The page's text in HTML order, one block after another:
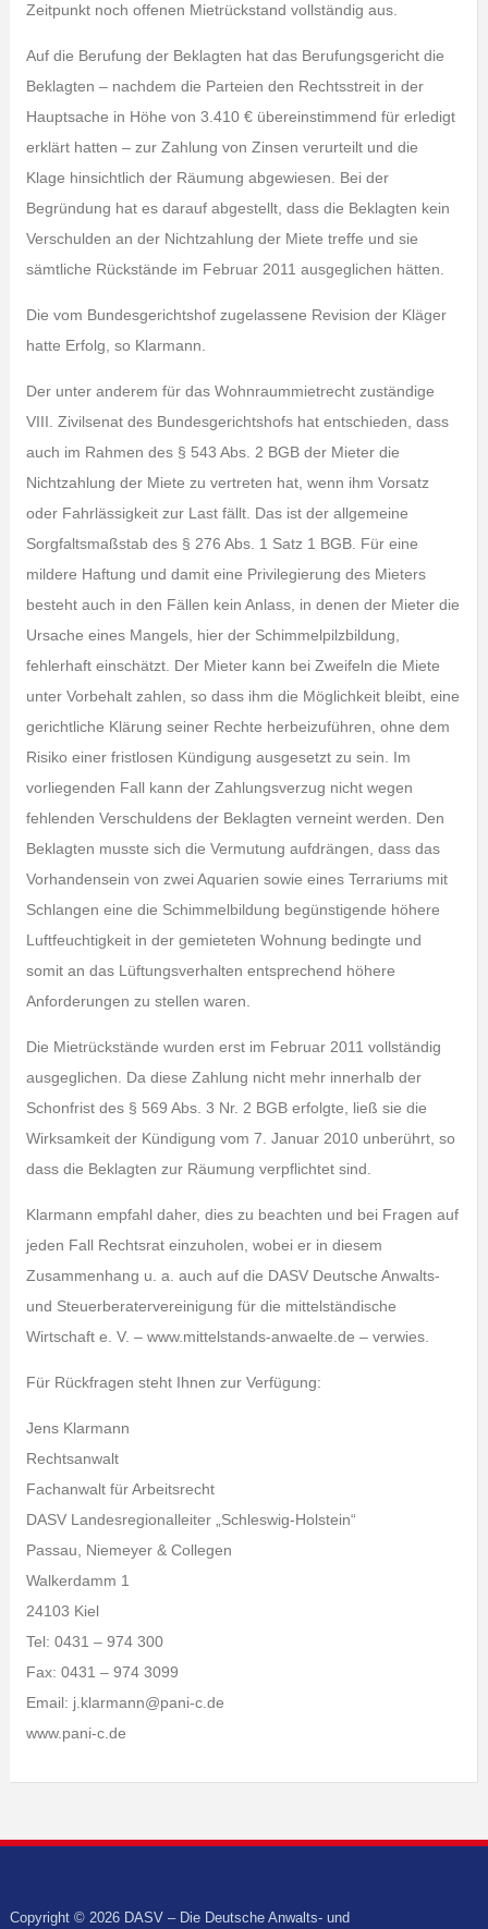
Zeitpunkt noch offenen Mietrückstand vollständig aus.
Auf die Berufung der Beklagten hat das Berufungsgericht die
Beklagten – nachdem die Parteien den Rechtsstreit in der
Hauptsache in Höhe von 3.410 € übereinstimmend für erledigt
erklärt hatten – zur Zahlung von Zinsen verurteilt und die
Klage hinsichtlich der Räumung abgewiesen. Bei der
Begründung hat es darauf abgestellt, dass die Beklagten kein
Verschulden an der Nichtzahlung der Miete treffe und sie
sämtliche Rückstände im Februar 2011 ausgeglichen hätten.
Die vom Bundesgerichtshof zugelassene Revision der Kläger
hatte Erfolg, so Klarmann.
Der unter anderem für das Wohnraummietrecht zuständige
VIII. Zivilsenat des Bundesgerichtshofs hat entschieden, dass
auch im Rahmen des § 543 Abs. 2 BGB der Mieter die
Nichtzahlung der Miete zu vertreten hat, wenn ihm Vorsatz
oder Fahrlässigkeit zur Last fällt. Das ist der allgemeine
Sorgfaltsmaßstab des § 276 Abs. 1 Satz 1 BGB. Für eine
mildere Haftung und damit eine Privilegierung des Mieters
besteht auch in den Fällen kein Anlass, in denen der Mieter die
Ursache eines Mangels, hier der Schimmelpilzbildung,
fehlerhaft einschätzt. Der Mieter kann bei Zweifeln die Miete
unter Vorbehalt zahlen, so dass ihm die Möglichkeit bleibt, eine
gerichtliche Klärung seiner Rechte herbeizuführen, ohne dem
Risiko einer fristlosen Kündigung ausgesetzt zu sein. Im
vorliegenden Fall kann der Zahlungsverzug nicht wegen
fehlenden Verschuldens der Beklagten verneint werden. Den
Beklagten musste sich die Vermutung aufdrängen, dass das
Vorhandensein von zwei Aquarien sowie eines Terrariums mit
Schlangen eine die Schimmelbildung begünstigende höhere
Luftfeuchtigkeit in der gemieteten Wohnung bedingte und
somit an das Lüftungsverhalten entsprechend höhere
Anforderungen zu stellen waren.
Die Mietrückstände wurden erst im Februar 2011 vollständig
ausgeglichen. Da diese Zahlung nicht mehr innerhalb der
Schonfrist des § 569 Abs. 3 Nr. 2 BGB erfolgte, ließ sie die
Wirksamkeit der Kündigung vom 7. Januar 2010 unberührt, so
dass die Beklagten zur Räumung verpflichtet sind.
Klarmann empfahl daher, dies zu beachten und bei Fragen auf
jeden Fall Rechtsrat einzuholen, wobei er in diesem
Zusammenhang u. a. auch auf die DASV Deutsche Anwalts-
und Steuerberatervereinigung für die mittelständische
Wirtschaft e. V. – www.mittelstands-anwaelte.de – verwies.
Für Rückfragen steht Ihnen zur Verfügung:
Jens Klarmann
Rechtsanwalt
Fachanwalt für Arbeitsrecht
DASV Landesregionalleiter „Schleswig-Holstein“
Passau, Niemeyer & Collegen
Walkerdamm 1
24103 Kiel
Tel: 0431 – 974 300
Fax: 0431 – 974 3099
Email: j.klarmann@pani-c.de
www.pani-c.de
Copyright © 2026 DASV – Die Deutsche Anwalts- und